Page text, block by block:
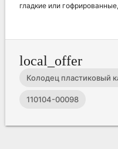
гладкие или
local_offer
Колодец пластиковый
110104-00098